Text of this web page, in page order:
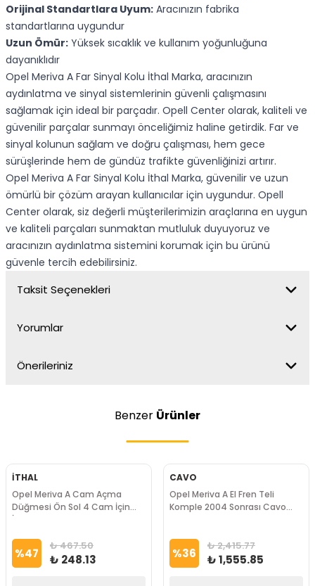
Orijinal Standartlara Uyum: Aracınızın fabrika
standartlarına uygundur
Uzun Ömür: Yüksek sıcaklık ve kullanım yoğunluğuna
dayanıklıdır
Opel Meriva A Far Sinyal Kolu İthal Marka, aracınızın
aydınlatma ve sinyal sistemlerinin güvenli çalışmasını
sağlamak için ideal bir parçadır. Opell Center olarak, kaliteli ve
güvenilir parçalar sunmayı önceliğimiz haline getirdik. Far ve
sinyal kolunun sağlam ve doğru çalışması, hem gece
sürüşlerinde hem de gündüz trafikte güvenliğinizi artırır.
Opel Meriva A Far Sinyal Kolu İthal Marka, güvenilir ve uzun
ömürlü bir çözüm arayan kullanıcılar için uygundur. Opell
Center olarak, siz değerli müşterilerimizin araçlarına en uygun
ve kaliteli parçaları sunmaktan mutluluk duyuyoruz ve
aracınızın aydınlatma sistemini korumak için bu ürünü
güvenle tercih edebilirsiniz.
Taksit Seçenekleri
Yorumlar
Önerileriniz
Benzer Ürünler
İTHAL
Opel Meriva A Cam Açma
Düğmesi Ön Sol 4 Cam İçin
İthal Marka
%47 ₺ 467.50
₺ 248.13
CAVO
Opel Meriva A El Fren Teli
Komple 2004 Sonrası Cavo
%36 ₺ 2,415.77
₺ 1,555.85